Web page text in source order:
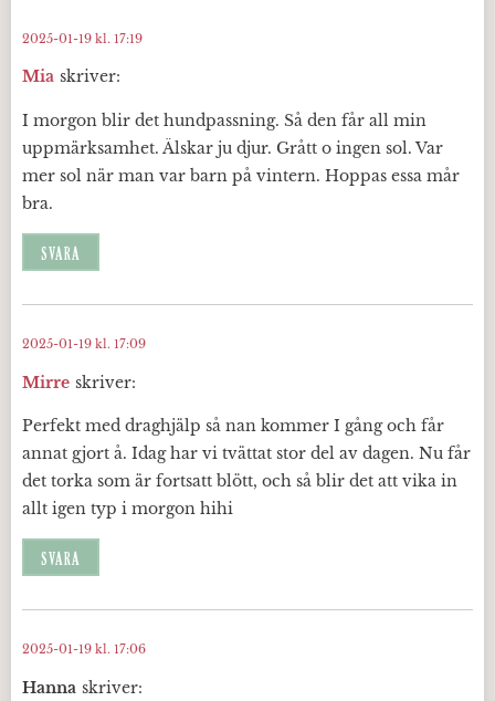
Mia skriver:
2025-01-19 kl. 17:19
I morgon blir det hundpassning. Så den får all min
uppmärksamhet. Älskar ju djur. Grått o ingen sol. Var
mer sol när man var barn på vintern. Hoppas essa mår
bra.
SVARA
Mirre skriver:
2025-01-19 kl. 17:09
Perfekt med draghjälp så nan kommer I gång och får
annat gjort å. Idag har vi tvättat stor del av dagen. Nu får
det torka som är fortsatt blött, och så blir det att vika in
allt igen typ i morgon hihi
SVARA
Hanna skriver:
2025-01-19 kl. 17:06